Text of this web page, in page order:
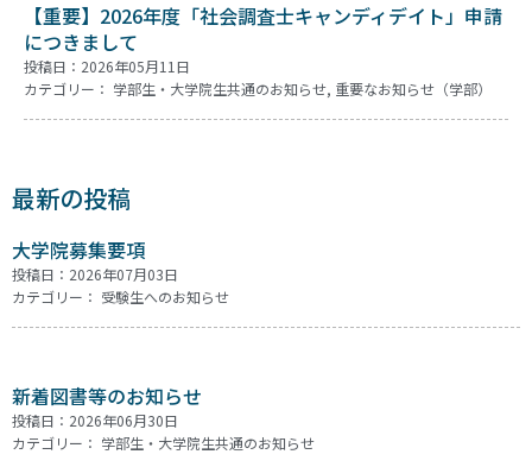
【重要】2026年度「社会調査士キャンディデイト」申請
につきまして
投稿日：2026年05月11日
カテゴリー： 学部生・大学院生共通のお知らせ, 重要なお知らせ（学部）
最新の投稿
大学院募集要項
投稿日：2026年07月03日
カテゴリー： 受験生へのお知らせ
新着図書等のお知らせ
投稿日：2026年06月30日
カテゴリー： 学部生・大学院生共通のお知らせ